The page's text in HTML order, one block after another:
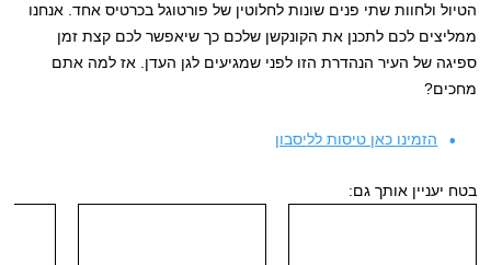
הטיול ולחוות שתי פנים שונות לחלוטין של פורטוגל בכרטיס אחד. אנחנו
ממליצים לכם לתכנן את הקונקשן שלכם כך שיאפשר לכם קצת זמן
ספיגה של העיר הנהדרת הזו לפני שמגיעים לגן העדן. אז למה אתם
מחכים?
הזמינו כאן טיסות לליסבון
בטח יעניין אותך גם: